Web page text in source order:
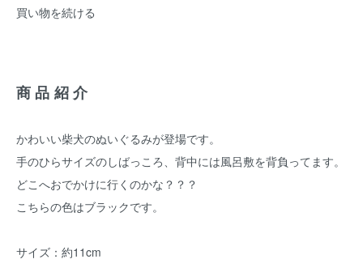
買い物を続ける
商品紹介
かわいい柴犬のぬいぐるみが登場です。
手のひらサイズのしばっころ、背中には風呂敷を背負ってます。
どこへおでかけに行くのかな？？？
こちらの色はブラックです。
サイズ：約11cm